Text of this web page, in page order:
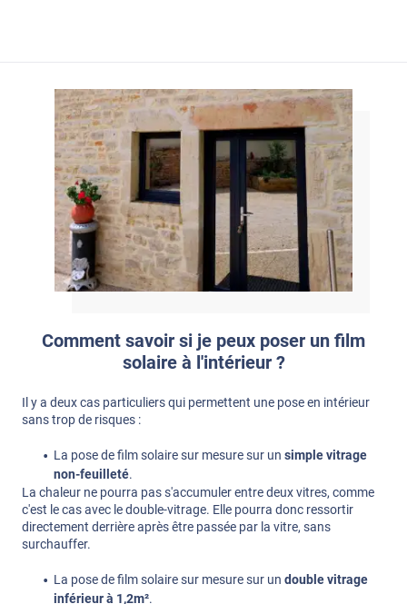
Comment savoir si je peux poser un film
solaire à l'intérieur ?
Il y a deux cas particuliers qui permettent une pose en intérieur
sans trop de risques :
La pose de film solaire sur mesure sur un simple vitrage
non-feuilleté.
La chaleur ne pourra pas s'accumuler entre deux vitres, comme
c'est le cas avec le double-vitrage. Elle pourra donc ressortir
directement derrière après être passée par la vitre, sans
surchauffer.
La pose de film solaire sur mesure sur un double vitrage
inférieur à 1,2m².